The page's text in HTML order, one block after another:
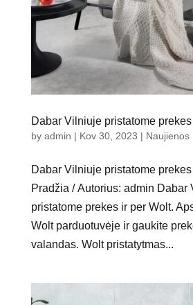
Dabar Vilniuje pristatome
by admin | Kov 30, 2023 | Naujienos
Dabar Vilniuje pristatome
Pradžia / Autorius: admin Dabar
pristatome prekes ir per Wolt.
Wolt parduotuvėje ir gaukite
valandas. Wolt pristatytmas...